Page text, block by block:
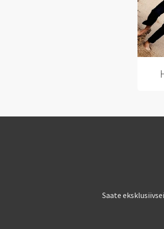
Saate